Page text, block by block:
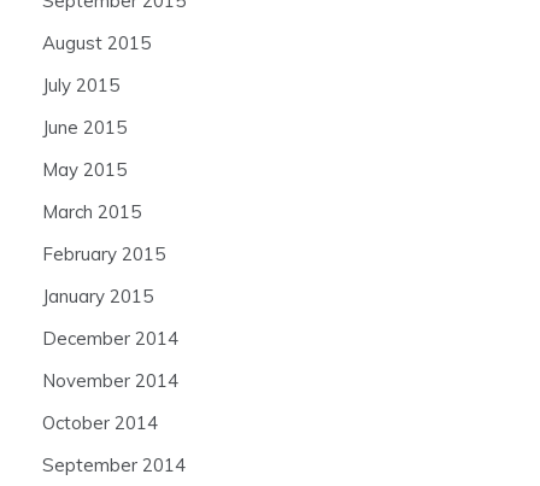
August 2015
July 2015
June 2015
May 2015
March 2015
February 2015
January 2015
December 2014
November 2014
October 2014
September 2014